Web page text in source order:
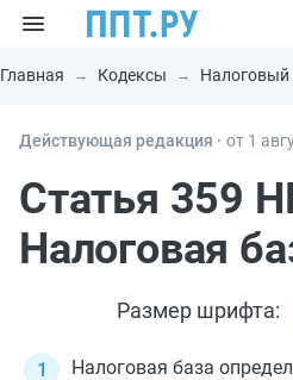
Главная Кодексы Налоговый
Действующая редакция ⸱ от 1
Статья 359
Налоговая
Размер шрифта:
Налоговая база